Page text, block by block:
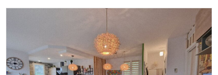
cancello automatico, la villa ha pannelli solari, impianto di
riscaldamento-raffrescamento, sistema d’allarme e
impianto audio. Si compone di due livelli così suddivisi: al
livello superiore si trova un bellissimo soggiorno con soffitto